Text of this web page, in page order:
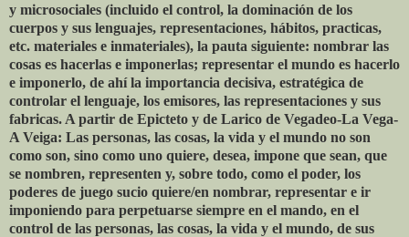
y microsociales (incluido el control, la dominación de los
cuerpos y sus lenguajes, representaciones, hábitos, practicas,
etc. materiales e inmateriales), la pauta siguiente: nombrar las
cosas es hacerlas e imponerlas; representar el mundo es hacerlo
e imponerlo, de ahí la importancia decisiva, estratégica de
controlar el lenguaje, los emisores, las representaciones y sus
fabricas. A partir de Epicteto y de Larico de Vegadeo-La Vega-
A Veiga: Las personas, las cosas, la vida y el mundo no son
como son, sino como uno quiere, desea, impone que sean, que
se nombren, representen y, sobre todo, como el poder, los
poderes de juego sucio quiere/en nombrar, representar e ir
imponiendo para perpetuarse siempre en el mando, en el
control de las personas, las cosas, la vida y el mundo, de sus